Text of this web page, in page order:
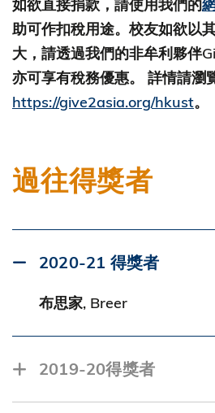
如欲直接捐款，請使用我們的
助可作扣稅用途。校友如欲以
大，請透過我們的非牟利夥伴
亦可享有稅務優惠。 詳情請瀏
https://give2asia.org/hkust。
過往得獎者
2020-21 得獎者
布思家, Breer
2019-20得獎者